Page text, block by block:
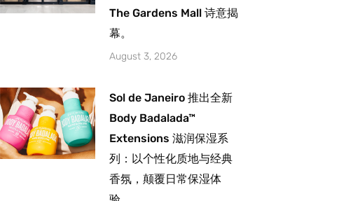
The Gardens Mall 诗意揭
幕。
August 3, 2026
Sol de Janeiro 推出全新
Body Badalada™
Extensions 滋润保湿系
列：以个性化质地与经典
香氛，颠覆日常保湿体